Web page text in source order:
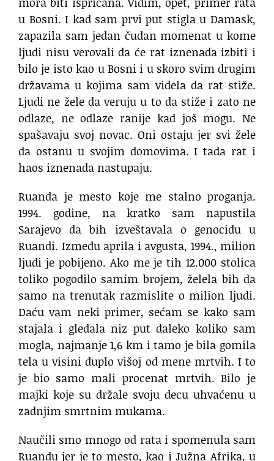
u Bosni. I kad sam prvi put stigla u Damask,
zapazila sam jedan čudan momenat u kome
ljudi nisu verovali da će rat iznenada izbiti i
bilo je isto kao u Bosni i u skoro svim drugim
državama u kojima sam videla da rat stiže.
Ljudi ne žele da veruju u to da stiže i zato ne
odlaze, ne odlaze ranije kad još mogu. Ne
spašavaju svoj novac. Oni ostaju jer svi žele
da ostanu u svojim domovima. I tada rat i
haos iznenada nastupaju.
Ruanda je mesto koje me stalno proganja.
1994. godine, na kratko sam napustila
Sarajevo da bih izveštavala o genocidu u
Ruandi. Između aprila i avgusta, 1994., milion
ljudi je pobijeno. Ako me je tih 12.000 stolica
toliko pogodilo samim brojem, želela bih da
samo na trenutak razmislite o milion ljudi.
Daću vam neki primer, sećam se kako sam
stajala i gledala niz put daleko koliko sam
mogla, najmanje 1,6 km i tamo je bila gomila
tela u visini duplo višoj od mene mrtvih. I to
je bio samo mali procenat mrtvih. Bilo je
majki koje su držale svoju decu uhvaćenu u
zadnjim smrtnim mukama.
Naučili smo mnogo od rata i spomenula sam
Ruandu jer je to mesto, kao i Južna Afrika, u